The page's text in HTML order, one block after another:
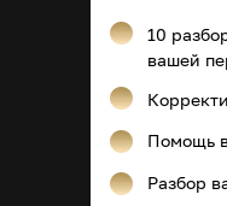
10
вашей
Разбор
Помощь